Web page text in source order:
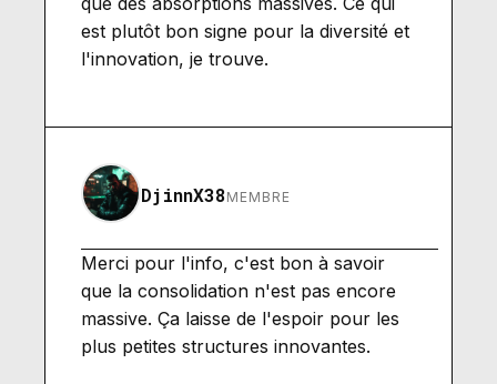
est plutôt bon signe pour la diversité et
l'innovation, je trouve.
DjinnX38MEMBRE
Merci pour l'info, c'est bon à savoir
que la consolidation n'est pas encore
massive. Ça laisse de l'espoir pour les
plus petites structures innovantes.